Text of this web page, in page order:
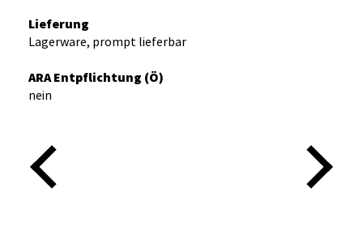
Lieferung
Lagerware, prompt lieferbar
ARA Entpflichtung (Ö)
nein